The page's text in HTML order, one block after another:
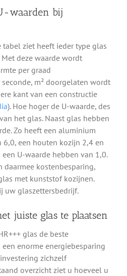
waarden bij
ziet heeft ieder type glas
deze waarde wordt
per graad
m² doorgelaten wordt
kant van een constructie
). Hoe hoger de U-waarde, des
het glas. Naast glas hebben
Zo heeft een aluminium
6,0, een houten kozijn 2,4 en
U-waarde hebben van 1,0.
daarmee kostenbesparing,
met kunststof kozijnen.
uw glaszettersbedrijf.
juiste glas te plaatsen
glas de beste
enorme energiebesparing
zichzelf
overzicht ziet u hoeveel u